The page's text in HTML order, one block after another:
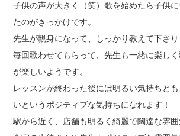
子供の声が大きく（笑）歌を始めたら子供
たのがきっかけです。
先生が親身になって、しっかり教えて下さ
毎回歌わせてもらって、先生も一緒に楽し
が楽しいようです。
レッスンが終わった後には明るい気持ちと
いというポジティブな気持ちになれます！
駅から近く、店舗も明るく綺麗で闊達な雰